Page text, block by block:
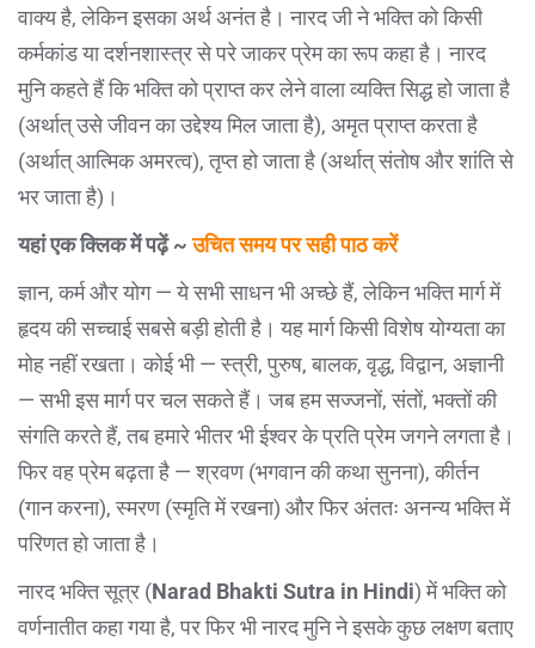
वाक्य है, लेकिन इसका अर्थ अनंत है। नारद जी ने भक्ति को किसी
कर्मकांड या दर्शनशास्त्र से परे जाकर प्रेम का रूप कहा है। नारद
मुनि कहते हैं कि भक्ति को प्राप्त कर लेने वाला व्यक्ति सिद्ध हो जाता है
(अर्थात् उसे जीवन का उद्देश्य मिल जाता है), अमृत प्राप्त करता है
(अर्थात् आत्मिक अमरत्व), तृप्त हो जाता है (अर्थात् संतोष और शांति से
भर जाता है)।
यहां एक क्लिक में पढ़ें ~उचित समय पर सही पाठ करें
ज्ञान, कर्म और योग — ये सभी साधन भी अच्छे हैं, लेकिन भक्ति मार्ग में
हृदय की सच्चाई सबसे बड़ी होती है। यह मार्ग किसी विशेष योग्यता का
मोह नहीं रखता। कोई भी — स्त्री, पुरुष, बालक, वृद्ध, विद्वान, अज्ञानी
— सभी इस मार्ग पर चल सकते हैं। जब हम सज्जनों, संतों, भक्तों की
संगति करते हैं, तब हमारे भीतर भी ईश्वर के प्रति प्रेम जगने लगता है।
फिर वह प्रेम बढ़ता है — श्रवण (भगवान की कथा सुनना), कीर्तन
(गान करना), स्मरण (स्मृति में रखना) और फिर अंततः अनन्य भक्ति में
परिणत हो जाता है।
नारद भक्ति सूत्र (Narad Bhakti Sutra in Hindi) में भक्ति को
वर्णनातीत कहा गया है, पर फिर भी नारद मुनि ने इसके कुछ लक्षण बताए